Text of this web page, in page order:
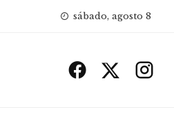
sábado, agosto 8